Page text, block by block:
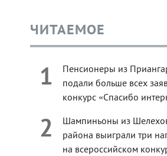
ЧИТАЕМОЕ
1
Пенсионеры из
подали больше всех
конкурс «Спасибо
2
Шампиньоны из
района выиграли три
на всероссийском